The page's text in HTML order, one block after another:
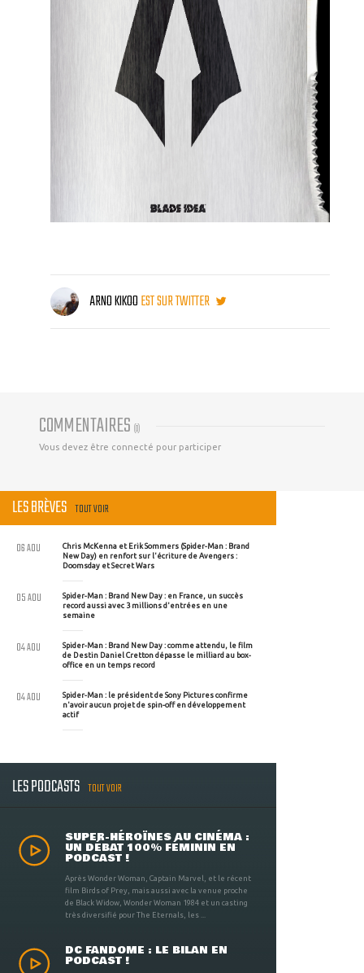
ARNO KIKOOEST SUR TWITTER
COMMENTAIRES (0)
Vous devez être connecté pour participer
LES BRÈVES TOUT VOIR
Chris McKenna et Erik Sommers (Spider-Man : Brand
New Day) en renfort sur l'écriture de Avengers :
Doomsday et Secret Wars
06 AOU
Spider-Man : Brand New Day : en France, un succès
record aussi avec 3 millions d'entrées en une
semaine
05 AOU
Spider-Man : Brand New Day : comme attendu, le film
de Destin Daniel Cretton dépasse le milliard au box-
office en un temps record
04 AOU
Spider-Man : le président de Sony Pictures confirme
n'avoir aucun projet de spin-off en développement
actif
04 AOU
LES PODCASTS TOUT VOIR
SUPER-HÉROÏNES AU CINÉMA :
UN DÉBAT 100% FÉMININ EN
PODCAST !
Après Wonder Woman, Captain Marvel, et le récent
film Birds of Prey, mais aussi avec la venue proche
de Black Widow, Wonder Woman 1984 et un casting
très diversifié pour The Eternals, les ...
DC FANDOME : LE BILAN EN
PODCAST !